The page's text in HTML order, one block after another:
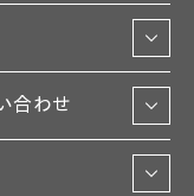
合わせ